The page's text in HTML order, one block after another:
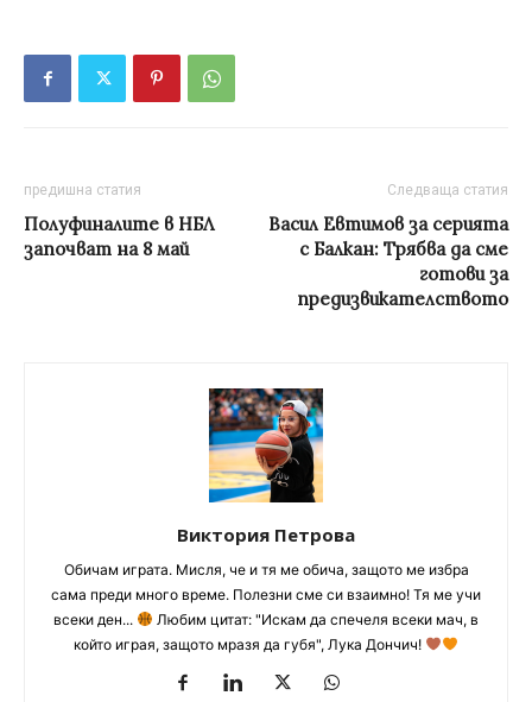
предишна статия
Полуфиналите в НБЛ
започват на 8 май
Следваща статия
Васил Евтимов за серията
с Балкан: Трябва да сме
готови за
предизвикателството
Виктория Петрова
Обичам играта. Мисля, че и тя ме обича, защото ме избра
сама преди много време. Полезни сме си взаимно! Тя ме учи
всеки ден...
Любим цитат: "Искам да спечеля всеки мач, в
който играя, защото мразя да губя", Лука Дончич!